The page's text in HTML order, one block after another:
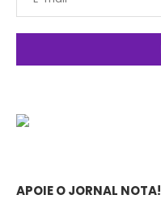
APOIE O JORNAL NOTA!